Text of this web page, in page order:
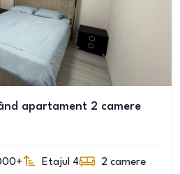
apartament 2 camere
Etajul 4 2 camere